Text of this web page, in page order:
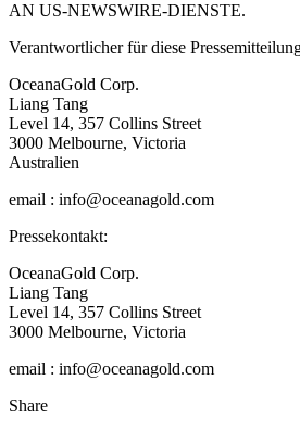
AN US-NEWSWIRE-DIENSTE.
Verantwortlicher für diese
OceanaGold Corp.
Liang Tang
Level 14, 357 Collins Street
3000 Melbourne, Victoria
Australien
email : info@oceanagold.com
Pressekontakt:
OceanaGold Corp.
Liang Tang
Level 14, 357 Collins Street
3000 Melbourne, Victoria
email : info@oceanagold.com
Share